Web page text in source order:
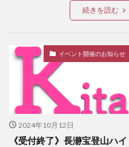
続きを読む
イベント開催のお知らせ
2024年10月12日
《受付終了》長瀞宝登山ハイ